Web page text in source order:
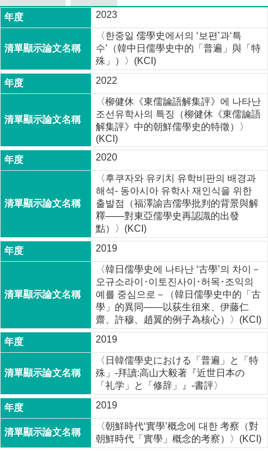
口
試
專
區
所
學
2023
〈한중일 儒學史에서의 ‘보편’과‘특
수’（韓中日儒學史中的「普遍」與「特
殊」）〉(KCI)
2022
〈柳健休《東儒論語解集評》에 나타난
조선유학사의 특징（柳健休《東儒論語
解集評》中的朝鮮儒學史的特徵）〉
(KCI)
2020
〈후쿠자와 유키치 유학비판의 배경과
해석- 동아시아 유학사 재인식을 위한
출발점（福澤諭吉儒學批判的背景與解
釋——對東亞儒學史再認識的出發
點）〉(KCI)
2019
〈韓日儒學史에 나타난 ‘古學’의 차이－
오규소라이･이토진사이･허목･조익의
예를 중심으로－（韓日儒學史中的「古
學」的異同——以荻生徂來、伊藤仁
齋、許穆、趙翼的例子為核心）〉(KCI)
2019
〈日韓儒學史における「普遍」と「特
殊」-拜讀:高山大毅著『近世日本の
「礼学」と「修辞」』-書評〉
2019
〈朝鮮時代‘實學’概念에 대한 考察（對
朝鮮時代「實學」概念的考察）〉(KCI)